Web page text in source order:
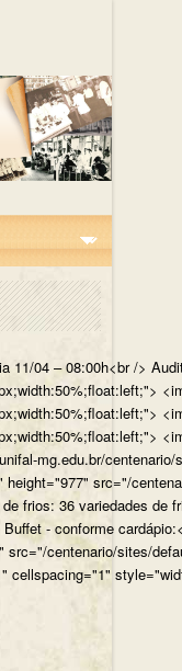
11/04 – 08:00h<br />
mg.edu.br/
src="/
frios: 36 variedades de
- conforme
centenario/sites/
cellspacing="1"